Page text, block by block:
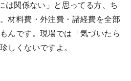
は関係ない」と思ってる方、ち
材料費・外注費・諸経費を全部
んです。現場では「気づいたら
しくないですよ。